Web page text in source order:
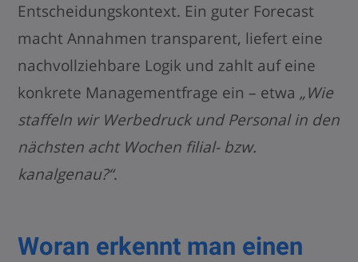
Entscheidungskontext. Ein guter Forecast
macht Annahmen transparent, liefert eine
nachvollziehbare Logik und zahlt auf eine
konkrete Managementfrage ein – etwa „Wie
staffeln wir Werbedruck und Personal in den
nächsten acht Wochen filial- bzw.
kanalgenau?“.
Woran erkennt man einen